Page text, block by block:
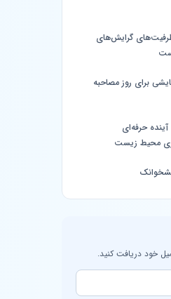
گرایش‌های
برای روز مصاحبه
حرفه‌ای
محیط زیست
خود دریافت کنید.